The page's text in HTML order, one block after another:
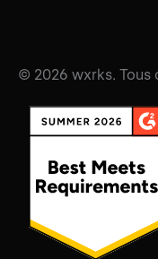
© 2026 wxrks. Tous